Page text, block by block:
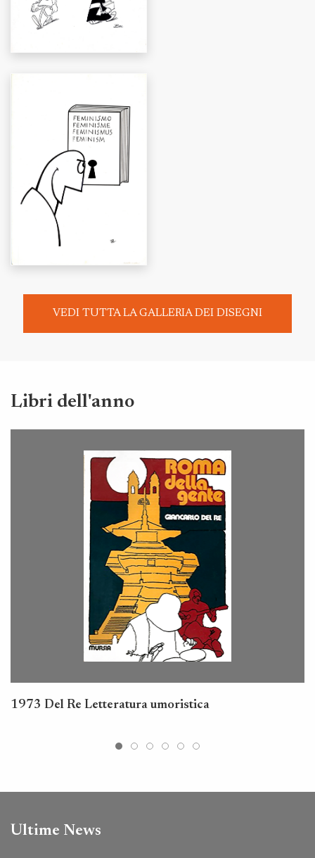
VEDI TUTTA LA GALLERIA DEI DISEGNI
Libri dell'anno
1973 Del Re Letteratura umoristica
Ultime News